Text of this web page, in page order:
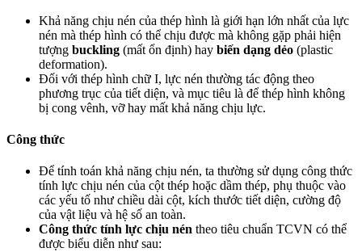
Khả năng chịu nén của thép hình là giới hạn lớn nhất của lực
nén mà thép hình có thể chịu được mà không gặp phải hiện
tượng buckling (mất ổn định) hay biến dạng dẻo (plastic
deformation).
Đối với thép hình chữ I, lực nén thường tác động theo
phương trục của tiết diện, và mục tiêu là để thép hình không
bị cong vênh, vỡ hay mất khả năng chịu lực.
Công thức
Để tính toán khả năng chịu nén, ta thường sử dụng công thức
tính lực chịu nén của cột thép hoặc dầm thép, phụ thuộc vào
các yếu tố như chiều dài cột, kích thước tiết diện, cường độ
của vật liệu và hệ số an toàn.
Công thức tính lực chịu nén theo tiêu chuẩn TCVN có thể
được biểu diễn như sau: